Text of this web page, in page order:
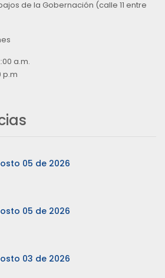
de la Gobernación (calle 11 entre
a.m.
p.m
05 de 2026
05 de 2026
03 de 2026